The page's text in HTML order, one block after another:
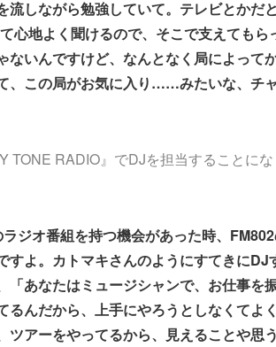
流しながら勉強していて。テレビとかだ
心地よく聞けるので、そこで支えても
ないんですけど、なんとなく局によって
、この局がお気に入り……みたいな、チ
TONE RADIO』でDJを担当することに
ジオ番組を持つ機会があった時、
すよ。カトマキさんのようにすてきに
「あなたはミュージシャンで、お仕事を
るんだから、上手にやろうとしなくてよ
ツアーをやってるから、見えることや思